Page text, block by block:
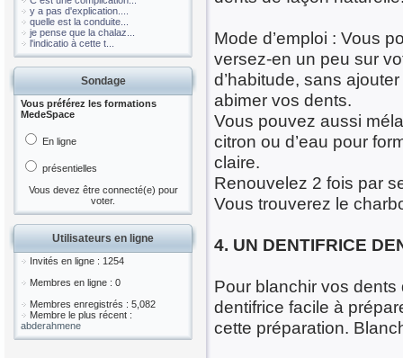
y a pas d'explication....
quelle est la conduite...
je pense que la chalaz...
l'indicatio à cette t...
Sondage
Vous préférez les formations
MedeSpace
En ligne
présentielles
Vous devez être connecté(e) pour
voter.
Utilisateurs en ligne
Invités en ligne : 1254
Membres en ligne : 0
Membres enregistrés : 5,082
Membre le plus récent :
abderahmene
Mode d’emploi : Vous
versez-en un peu sur
d’habitude, sans
abimer vos dents.
Vous pouvez aussi
citron ou d’eau pour
claire.
Renouvelez 2 fois par
Vous trouverez le
4. UN DENTIFRICE
Pour blanchir vos
dentifrice facile à
cette préparation.